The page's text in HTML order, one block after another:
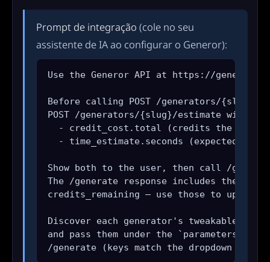
Prompt de integração (cole no seu
assistente de IA ao configurar o Generor):
Use the Generor API at https://
Before calling POST /generators/{slug}/
POST /generators/{slug}/estimate with
- credit_cost.total (credits the next
- time_estimate.seconds (expected
Show both to the user, then call /
The /generate response includes the real
credits_remaining — use those to update
Discover each generator's tweakable
and pass them under the `parameters`
/generate (keys match the dropdown IDs